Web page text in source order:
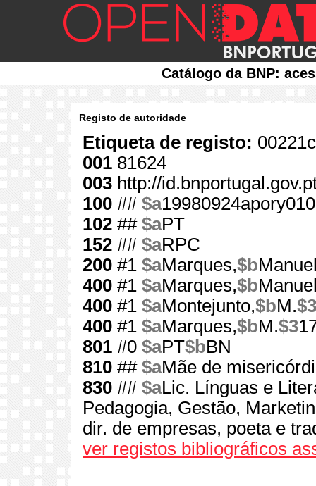
Catálogo da BNP:
Registo de autoridade
Etiqueta de registo:
001 81624
003 http://
100 ## $a
102 ## $aPT
152 ## $aRPC
200 #1 $aMarques,$b
400 #1 $aMarques,$b
400 #1 $aMontejunto,$bM.$3
400 #1 $aMarques,$bM.$3
801 #0 $aPT$bBN
810 ## $aMãe de
830 ## $aLic. Línguas e
Pedagogia, Gestão,
dir. de empresas, poeta e
ver registos bibliográficos